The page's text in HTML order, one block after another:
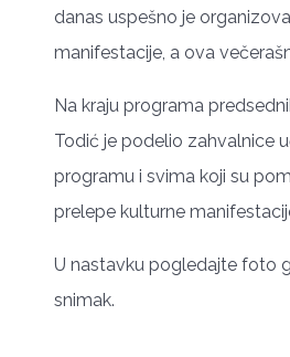
danas uspešno je
manifestacije, a ova
Na kraju programa
Todić je podelio zahvalnice
programu i svima koji su
prelepe kulturne
U nastavku pogledajte foto
snimak.